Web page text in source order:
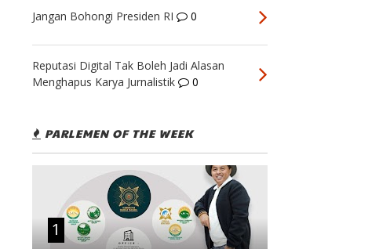
Jangan Bohongi Presiden RI 0
Reputasi Digital Tak Boleh Jadi Alasan
Menghapus Karya Jurnalistik
0
PARLEMEN OF THE WEEK
1